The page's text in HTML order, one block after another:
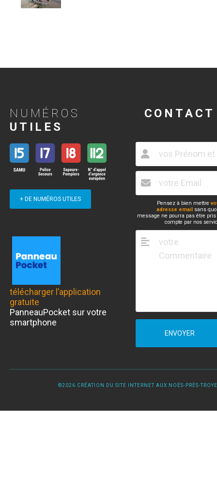
NUMÉROS
UTILES
+ DE NUMÉROS UTILES
télécharger l’application
gratuite
PanneauPocket sur votre
smartphone
CONTACT
Pensez à bien mettre
adresse email sans
message ne pourra pas être
compte par nos
ENVOYER
©2026 CRÉATION DU SITE INTERNET AUX NOËS-PRÈS-